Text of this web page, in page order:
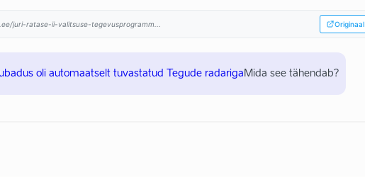
juri-ratase-ii-valitsuse-tegevusprogramm... Originaal
oli automaatselt tuvastatud Tegude radariga Mida see tähendab?